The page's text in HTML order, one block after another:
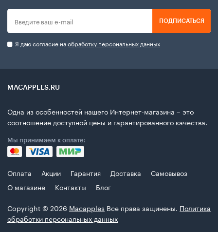
ПОДПИСАТЬСЯ
Я даю согласие наобработку персональных данных
MACAPPLES.RU
Одна из особенностей нашего Интернет-магазина – это
соотношение доступной цены и гарантированного качества.
Мы принимаем к оплате:
Оплата Акции Гарантия Доставка
Самовывоз
О магазине
Контакты
Блог
Copyright © 2026 Macapples Все права защинены. Политика
обработки персональных данных